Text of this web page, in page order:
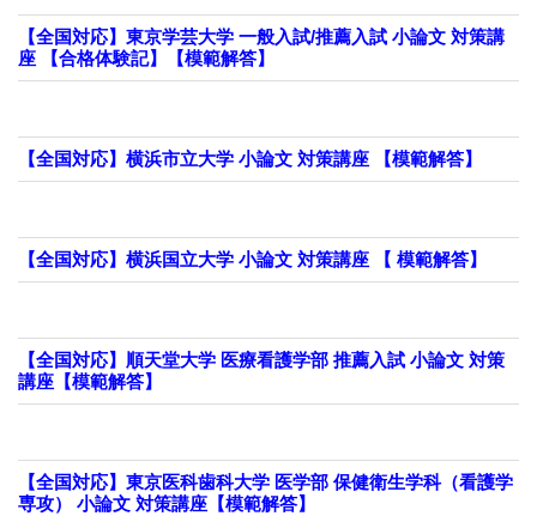
【全国対応】東京学芸大学 一般入試/推薦入試 小論文 対策講
座 【合格体験記】【模範解答】
【全国対応】横浜市立大学 小論文 対策講座 【模範解答】
【全国対応】横浜国立大学 小論文 対策講座 【 模範解答】
【全国対応】順天堂大学 医療看護学部 推薦入試 小論文 対策
講座【模範解答】
【全国対応】東京医科歯科大学 医学部 保健衛生学科（看護学
専攻） 小論文 対策講座【模範解答】